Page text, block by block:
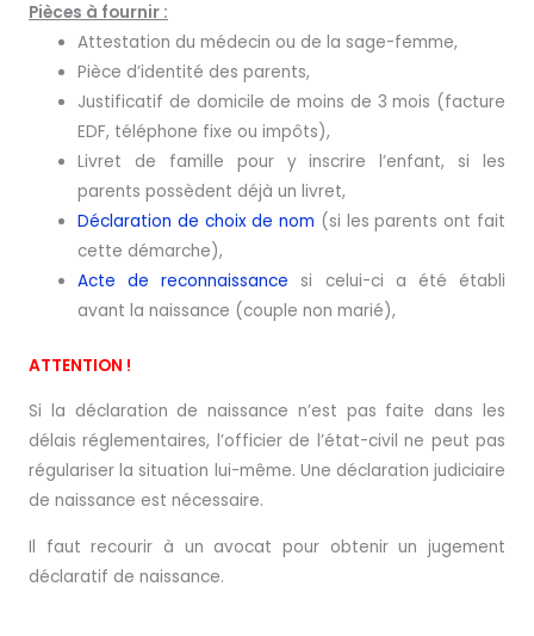
Pièces à fournir :
Attestation du médecin ou de la sage-femme,
Pièce d’identité des parents,
Justificatif de domicile de moins de 3 mois (facture
EDF, téléphone fixe ou impôts),
Livret de famille pour y inscrire l’enfant, si les
parents possèdent déjà un livret,
Déclaration de choix de nom (si les parents ont fait
cette démarche),
Acte de reconnaissance si celui-ci a été établi
avant la naissance (couple non marié),
ATTENTION !
Si la déclaration de naissance n’est pas faite dans les
délais réglementaires, l’officier de l’état-civil ne peut pas
régulariser la situation lui-même. Une déclaration judiciaire
de naissance est nécessaire.
Il faut recourir à un avocat pour obtenir un jugement
déclaratif de naissance.